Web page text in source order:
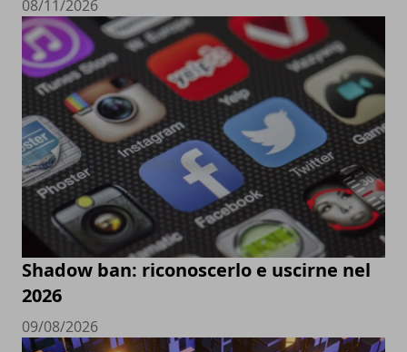
08/11/2026
Shadow ban: riconoscerlo e uscirne nel
2026
09/08/2026